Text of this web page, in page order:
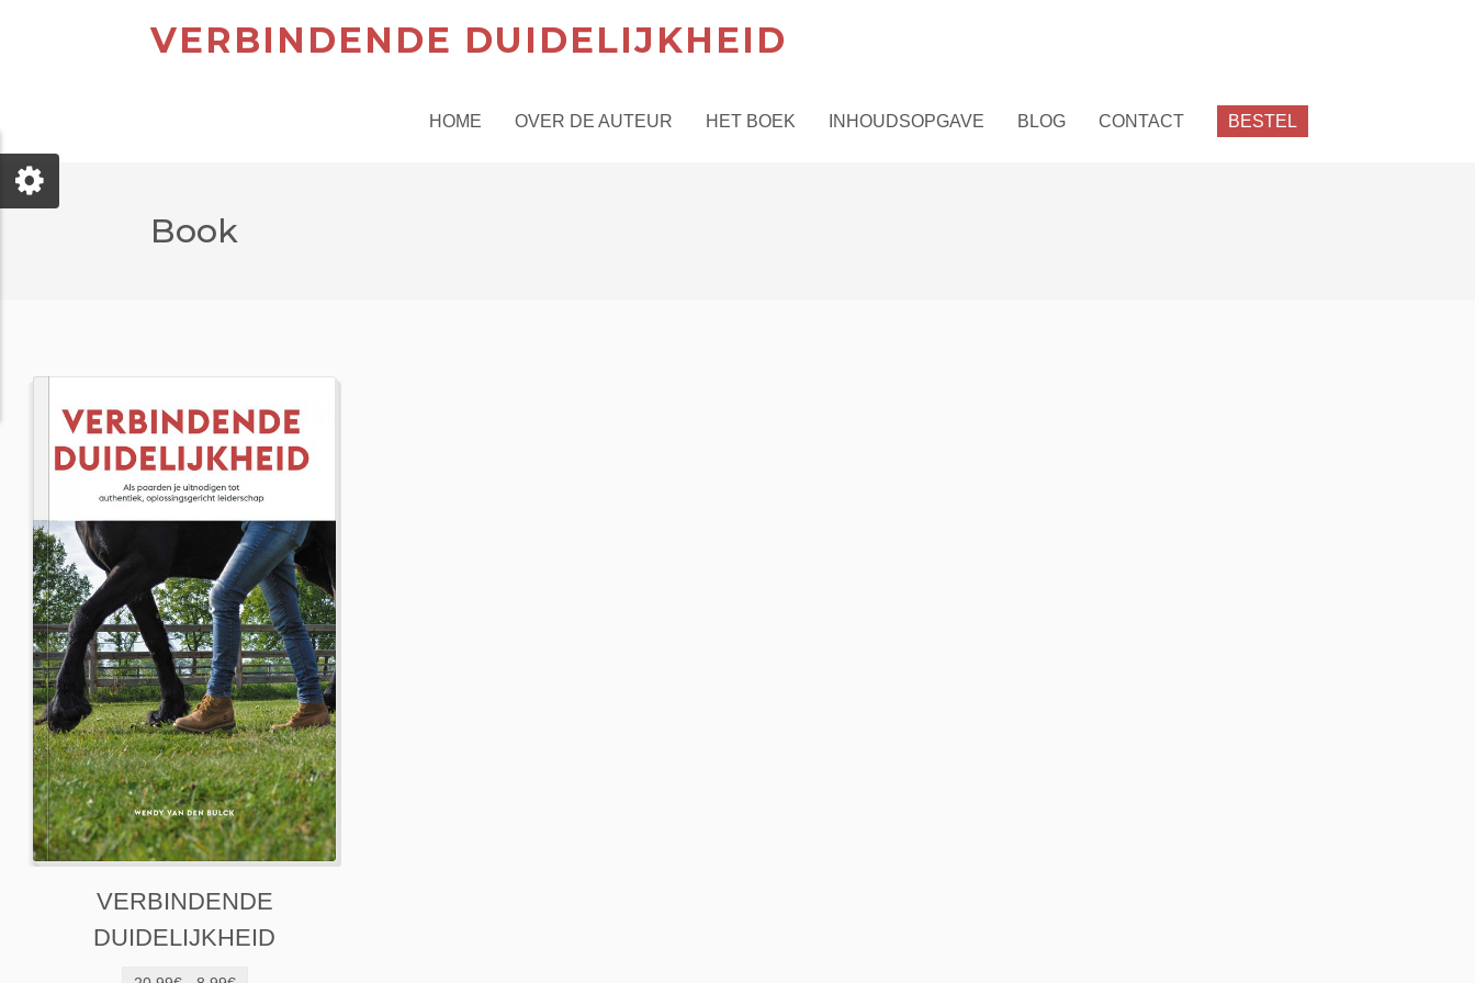
VERBINDENDE DUIDELIJKHEID
HOME OVER DE AUTEUR HET BOEK INHOUDSOPGAVE BLOG CONTACT BESTEL
Book
VERBINDENDE
DUIDELIJKHEID